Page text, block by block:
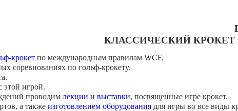
КЛАССИЧЕСКИЙ КРОКЕТ
крокетпо международным правилам WCF.
соревнованиях по гольф-крокету.
этой игрой.
проводим лекции и выставки, посвященные игре крокет.
а также изготовлением оборудованиядля игры во все виды